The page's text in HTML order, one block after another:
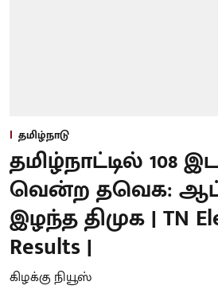
தமிழ்நாடு
தமிழ்நாட்டில் 108
வென்ற தவெக:
இழந்த திமுக | TN
Results |
கிழக்கு நியூஸ்